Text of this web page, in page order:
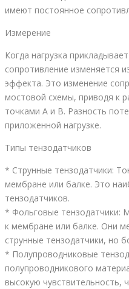
имеют постоянное
Измерение
Когда нагрузка
сопротивление изменяется
эффекта. Это изменение
мостовой схемы, приводя к
точками A и B. Разность
приложенной нагрузке.
Типы тензодатчиков
* Струнные тензодатчики:
мембране или балке. Это
тензодатчиков.
* Фольговые тензодатчики:
к мембране или балке. Они
струнные тензодатчики, но
* Полупроводниковые
полупроводникового
высокую чувствительность,